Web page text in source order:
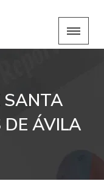
SANTA
DE ÁVILA